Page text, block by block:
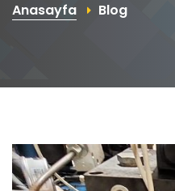
Anasayfa Blog